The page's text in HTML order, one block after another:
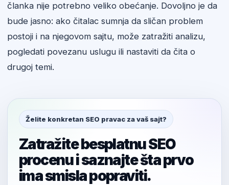
članka nije potrebno veliko obećanje. Dovoljno je da
bude jasno: ako čitalac sumnja da sličan problem
postoji i na njegovom sajtu, može zatražiti analizu,
pogledati povezanu uslugu ili nastaviti da čita o
drugoj temi.
Želite konkretan SEO pravac za vaš sajt?
Zatražite besplatnu SEO
procenu i saznajte šta prvo
ima smisla popraviti.